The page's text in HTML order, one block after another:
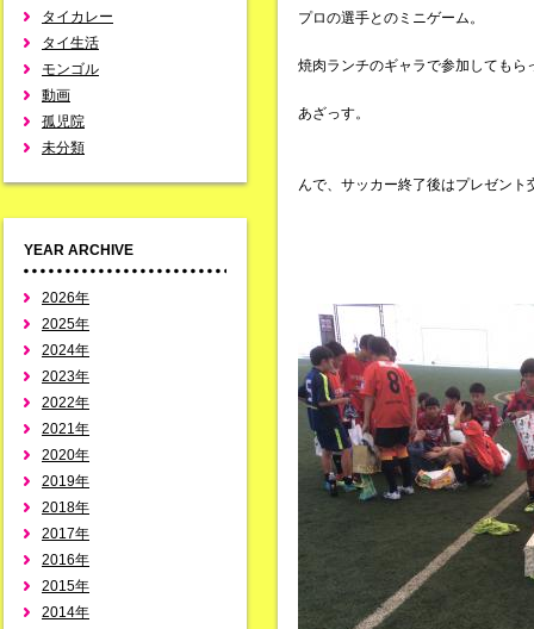
タイカレー
タイ生活
モンゴル
動画
孤児院
未分類
YEAR ARCHIVE
2026年
2025年
2024年
2023年
2022年
2021年
2020年
2019年
2018年
2017年
2016年
2015年
2014年
プロの選手とのミニゲーム。
焼肉ランチのギャラで参加してもら
あざっす。
んで、サッカー終了後はプレゼント